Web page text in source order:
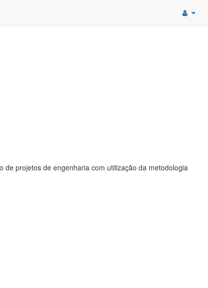
projetos de engenharia com utilização da metodologia